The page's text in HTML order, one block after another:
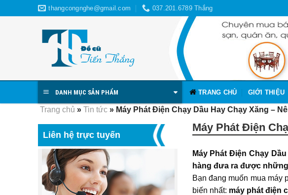
to
thangcongnghe@gmail.com 037.201.6789 Thắng
DANH MỤC SẢN PHẨM TRANG CHỦ GIỚI THIỆU
Trang chủ » Tin tức» Máy Phát Điện Chạy Dầu Hay Chạy Xăng –
Liên hệ trực tuyến
Máy Phát Điện
Máy Phát Điện Chạy
hàng đưa ra được
Bạn đang muốn mua
biến nhất: máy phát điện